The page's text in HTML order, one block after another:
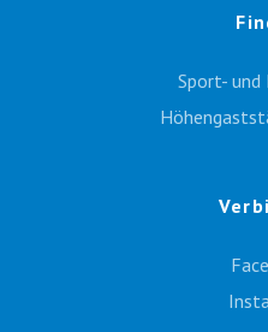
Sport- und